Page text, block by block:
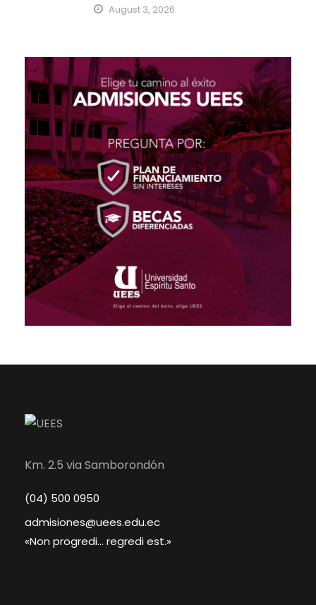
August 3, 2026
Km. 2.5 via Samborondón
(04) 500 0950
admisiones@uees.edu.ec
«Non progredi... regredi est.»